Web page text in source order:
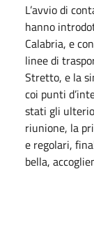
L’avvio di
hanno
Calabria, e
linee di
Stretto, e la
coi punti
stati gli
riunione, la
e regolari,
bella,